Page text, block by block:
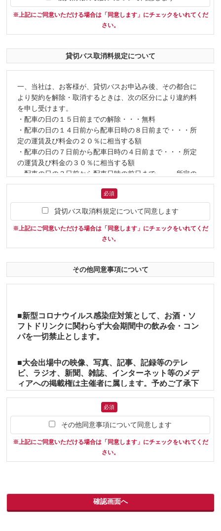
予約完了を保証するものではありません）ただし、「当社
が予約が可能となった旨を通知する前にお客様よりキャン
セル待ち登録の解除のお申し出があった場合」または「お
場合」は、当社は当該申込金を全額払い戻します。
たときに旅行契約が成立するものとします。
3. お申し込み条件
(1)旅行の申込者または団体・グループの契約責任者が18才
未満の場合は、親権者の同意書が必要です。
(2)特定のお客様層を対象とした旅行あるいは特定の旅行目
的を有する旅行については、年令、資格、技能その他の条
件が当社の指定する条件に合致しない場合は、ご参加をお
断りする場合があります。
(3)お客様が暴力団員、暴力団関係者、その他反社会的勢力
であると判明した場合は、ご参加をお断りする場合があり
ます。
(4)お客様が、当社らに対して暴力的又は不当な要求行為や
た場合は、ご参加をお断りする場合があります。
(6)慢性疾患をおもちの方、現在健康を損なっていらっしゃ
る方、妊娠中の方、身体に障害をおもちの方等で特別の配
慮を必要とする方は、その旨を旅行のお申し込み時にお申
じます。この場合、お客様からのお申し出に基づき、当社
がお客様のために講じた特別な措置に要する費用はお客様
の負担とさせていただきます。なお、この場合、医師の診
断書を提出していただく場合があります。また、現地事情
や関係機関の状況等により、旅行の安全かつ円滑な実施の
ために、介助者/同伴者の同行等を条件とさせていただく
か、または行程の一部について内容を変更させていただく
か、またはご負担の少ないほかの旅行をお勧めするか、あ
るいはご参加をお断りさせていただく場合があります。
(8)お客様がご旅行中に疾病、傷害その他の事由により、医
2 医療機関には受診せず、相談窓口に連絡し、指示を仰ぐ
3 ※②の指示に従い発熱者個人に帰宅を促す（キャンセル料
対象）
します。
《個人情報保護管理者》 スポーツマネジメント株式会
社 管理部マネージャー TEL:03-5412-0055
■個人情報の利用目的
・お申込みいただいた商品･サービスの提供に関する連絡
・大会パンフレット等へのチーム・参加者情報の掲載
・当社および当社の提携する企業の商品、サービス、キャ
ンペーン、採用情報等のご案内
・当社および当社の提携する企業の商品・サービス等に対
するアンケートの依頼
なお、当社および当社の提携する企業が運営する大会・イ
ベント等において、参加者の写真・動画を撮影または音声
を録音し、それを大会・イベント等のイメージや開催状況
を伝える目的で、チラシ・パンフレットなどの印刷物やWe
bサイト・SNS等で掲載させていただく場合があります。
■個人情報の第三者提供と共同利用
当社は、お客様の個人情報を以下の場合において第三者に
機関・保険会社等にお客様の氏名、住所、電話番号、メー
ルアドス、パスポート番号、性別、年齢、所属チームなど
して、お客様の氏名、住所、電話番号、メールアドレス、
パスポート番号、性別、年齢、所属チーム、写真などの参
加者情報をパンフレットなど書面等で配布する場合
・お客様個人を識別することができない状態で開示する場
合
・法的な命令等により個人情報の開示が求められた場合
なお、取得したお客様の個人情報を共同利用することはあ
りません。共同利用する場合には、別途、本人に通知もし
くは本Webサイト上にて公表させていただきます。
■個人情報の委託について
備されている委託先を選定するとともに、契約等において
個人情報の適正管理・機密保持義務など、お客様の個人情
※上記にご同意いただける場合は「同意します」にチェックをいれてくだ
さい。
貸切バス取消料規定について
一、当社は、お客様が、貸切バスお申込み後、その都合に
より契約を解除・取消するときは、次の区分により違約料
を申し受けます。
・配車の日の１５日前までの解除・・・無料
・配車の日の１４日前から配車日時の８日前まで・・・所
定の運賃及び料金の２０％に相当する額
・配車の日の７日前から配車日時の４日前まで・・・所定
の運賃及び料金の３０％に相当する額
・配車の日の３日前から配車日時の前日まで・・・所定の
運賃及び料金の５０％に相当する額
・配車日時の２４時間前以降・・・所定の運賃及び料金の
１００％に相当する額
二、当社は、お客様が、その都合により配車車両数の２
０％以上の数の車両の減少を伴う貸切バス契約の内容を変
なった場合は１台につき上記違約料）
三、上記の規定は、お申込み後、バスの代金の支払いの有
四、上記の規定は、天災その他やむを得ない事由による場
合は適用しません。
必須
貸切バス取消料規定について同意します
※上記にご同意いただける場合は「同意します」にチェックをいれてくだ
さい。
その他同意事項について
■新型コロナウイルス感染症対策として、お酒・ソ
フトドリンクに関わらず大会期間中の飲み会・コン
パを一切禁止とします。
■大会出場中の映像、写真、記事、記録等のテレ
ビ、ラジオ、新聞、雑誌、インターネット等のメデ
ィアへの掲載権は主催者に属します。予めご了承下
必須
その他同意事項について同意します
※上記にご同意いただける場合は「同意します」にチェックをいれてくだ
さい。